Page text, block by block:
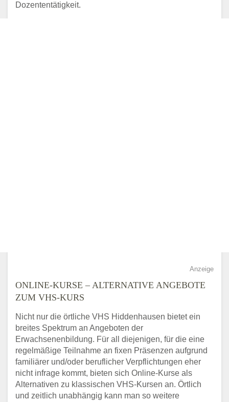
Dozententätigkeit.
Anzeige
ONLINE-KURSE – ALTERNATIVE ANGEBOTE
ZUM VHS-KURS
Nicht nur die örtliche VHS Hiddenhausen bietet ein
breites Spektrum an Angeboten der
Erwachsenenbildung. Für all diejenigen, für die eine
regelmäßige Teilnahme an fixen Präsenzen aufgrund
familiärer und/oder beruflicher Verpflichtungen eher
nicht infrage kommt, bieten sich Online-Kurse als
Alternativen zu klassischen VHS-Kursen an. Örtlich
und zeitlich unabhängig kann man so weitere